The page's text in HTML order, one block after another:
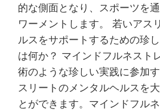
的な側面となり、スポーツを
ワーメントします。 若いアス
ルスをサポートするための珍
は何か？ マインドフルネスト
術のような珍しい実践に参加
スリートのメンタルヘルスを
とができます。マインドフル